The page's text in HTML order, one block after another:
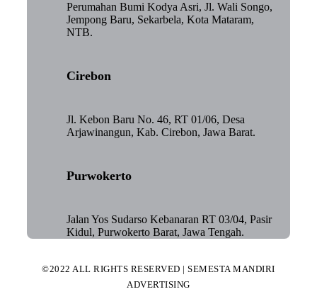
Perumahan Bumi Kodya Asri, Jl. Wali Songo,
Jempong Baru, Sekarbela, Kota Mataram,
NTB.
Cirebon
Jl. Kebon Baru No. 46, RT 01/06, Desa
Arjawinangun, Kab. Cirebon, Jawa Barat.
Purwokerto
Jalan Yos Sudarso Kebanaran RT 03/04, Pasir
Kidul, Purwokerto Barat, Jawa Tengah.
©2022 ALL RIGHTS RESERVED | SEMESTA MANDIRI
ADVERTISING